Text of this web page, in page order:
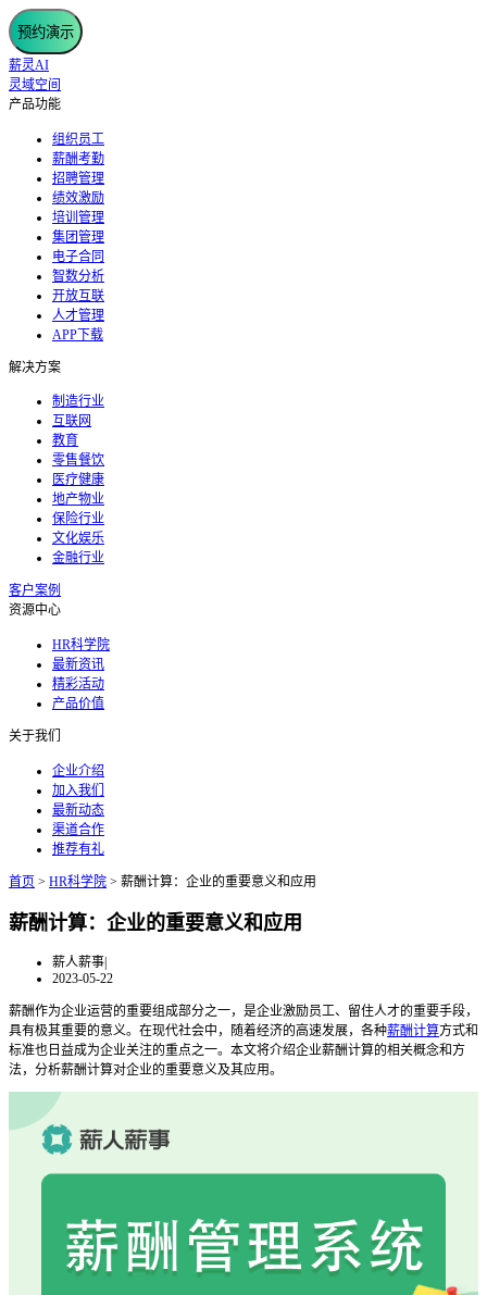
预约演示
薪灵AI
灵域空间
产品功能
组织员工
薪酬考勤
招聘管理
绩效激励
培训管理
集团管理
电子合同
智数分析
开放互联
人才管理
APP下载
解决方案
制造行业
互联网
教育
零售餐饮
医疗健康
地产物业
保险行业
文化娱乐
金融行业
客户案例
资源中心
HR科学院
最新资讯
精彩活动
产品价值
关于我们
企业介绍
加入我们
最新动态
渠道合作
推荐有礼
首页 > HR科学院 > 薪酬计算：企业的重要意义和应用
薪酬计算：企业的重要意义和应用
薪人薪事|
2023-05-22
薪酬作为企业运营的重要组成部分之一，是企业激励员工、留住人才的重要手段，
具有极其重要的意义。在现代社会中，随着经济的高速发展，各种薪酬计算方式和
标准也日益成为企业关注的重点之一。本文将介绍企业薪酬计算的相关概念和方
法，分析薪酬计算对企业的重要意义及其应用。